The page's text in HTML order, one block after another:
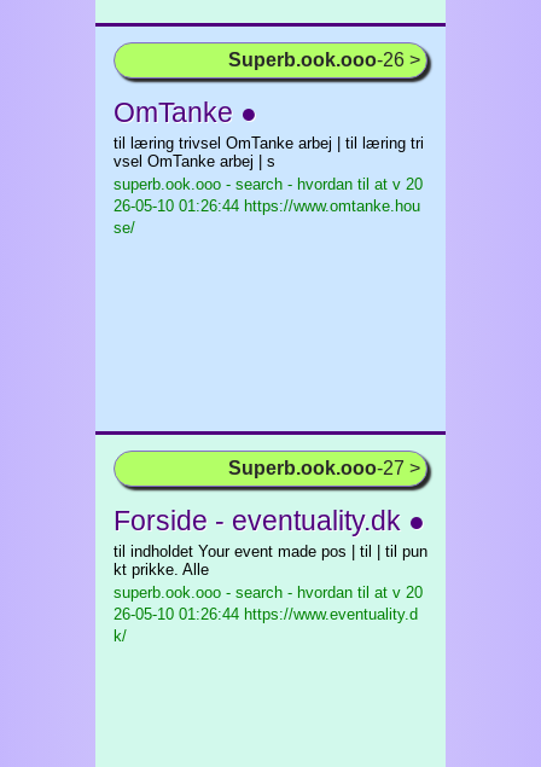
Superb.ook.ooo-26 >
OmTanke ●
til læring trivsel OmTanke arbej | til læring tri
vsel OmTanke arbej | s
superb.ook.ooo - search - hvordan til at v 20
26-05-10 01:26:44 https://www.omtanke.hou
se/
Superb.ook.ooo-27 >
Forside - eventuality.dk ●
til indholdet Your event made pos | til | til pun
kt prikke. Alle
superb.ook.ooo - search - hvordan til at v 20
26-05-10 01:26:44 https://www.eventuality.d
k/